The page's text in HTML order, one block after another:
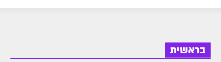
ספר הזוהר נח מתחילים
בראשית